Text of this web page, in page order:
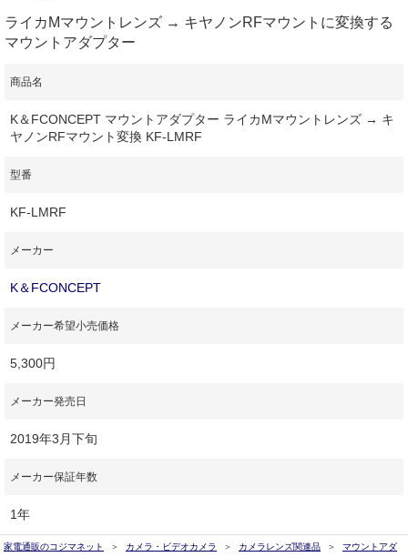
ライカMマウントレンズ → キヤノンRFマウントに変換する
マウントアダプター
商品名
K＆FCONCEPT マウントアダプター ライカMマウントレンズ → キ
ヤノンRFマウント変換 KF-LMRF
型番
KF-LMRF
メーカー
K＆FCONCEPT
メーカー希望小売価格
5,300円
メーカー発売日
2019年3月下旬
メーカー保証年数
1年
家電通販のコジマネット カメラ・ビデオカメラ カメラレンズ関連品
マウントアダ